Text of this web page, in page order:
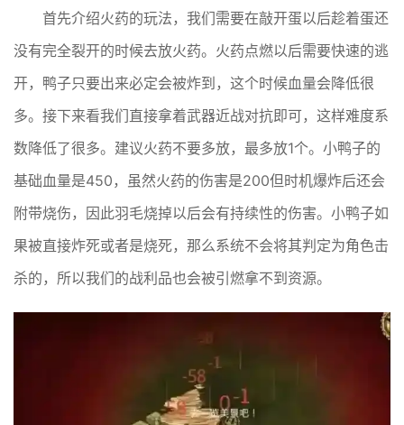
首先介绍火药的玩法，我们需要在敲开蛋以后趁着蛋还
没有完全裂开的时候去放火药。火药点燃以后需要快速的逃
开，鸭子只要出来必定会被炸到，这个时候血量会降低很
多。接下来看我们直接拿着武器近战对抗即可，这样难度系
数降低了很多。建议火药不要多放，最多放1个。小鸭子的
基础血量是450，虽然火药的伤害是200但时机爆炸后还会
附带烧伤，因此羽毛烧掉以后会有持续性的伤害。小鸭子如
果被直接炸死或者是烧死，那么系统不会将其判定为角色击
杀的，所以我们的战利品也会被引燃拿不到资源。